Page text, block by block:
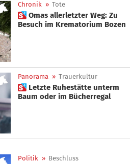
Chronik » Tote
 Omas allerletzter Weg: Zu
Besuch im Krematorium Bozen
Panorama » Trauerkultur
 Letzte Ruhestätte unterm
Baum oder im Bücherregal
Politik » Beschluss